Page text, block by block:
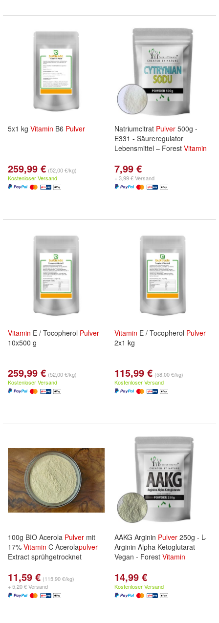
5x1 kg Vitamin B6 Pulver
259,99 € (52,00 €/kg)
Kostenloser Versand
Natriumcitrat Pulver 500g -
E331 - Säureregulator
Lebensmittel – Forest Vitamin
7,99 €
+ 3,99 € Versand
Vitamin E / Tocopherol Pulver
10x500 g
259,99 € (52,00 €/kg)
Kostenloser Versand
Vitamin E / Tocopherol Pulver
2x1 kg
115,99 € (58,00 €/kg)
Kostenloser Versand
100g BIO Acerola Pulver mit
17% Vitamin C Acerolapulver
Extract sprühgetrocknet
11,59 € (115,90 €/kg)
+ 5,20 € Versand
AAKG Arginin Pulver 250g - L-
Arginin Alpha Ketoglutarat -
Vegan - Forest Vitamin
14,99 €
Kostenloser Versand